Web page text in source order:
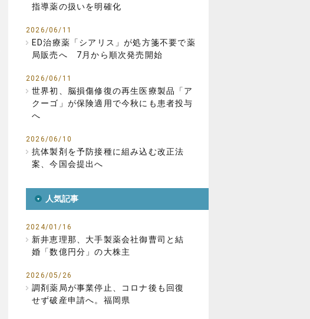
指導薬の扱いを明確化
2026/06/11
ED治療薬「シアリス」が処方箋不要で薬
局販売へ 7月から順次発売開始
2026/06/11
世界初、脳損傷修復の再生医療製品「ア
クーゴ」が保険適用で今秋にも患者投与
へ
2026/06/10
抗体製剤を予防接種に組み込む改正法
案、今国会提出へ
人気記事
2024/01/16
新井恵理那、大手製薬会社御曹司と結
婚「数億円分」の大株主
2026/05/26
調剤薬局が事業停止、コロナ後も回復
せず破産申請へ。福岡県